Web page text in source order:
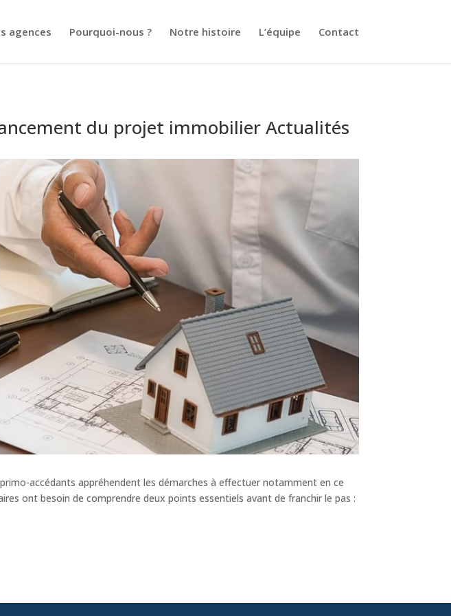
agences Pourquoi-nous ? Notre histoire L’équipe Contact
du projet immobilier Actualités
accédants appréhendent les démarches à effectuer notamment en ce
ont besoin de comprendre deux points essentiels avant de franchir le pas :